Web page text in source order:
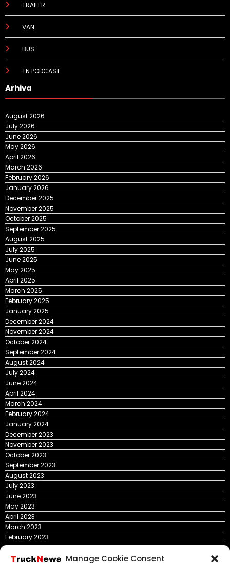
Manage Cookie Consent
TRAILER
VAN
BUS
TN PODCAST
Arhiva
August 2026
July 2026
June 2026
May 2026
April 2026
March 2026
February 2026
January 2026
December 2025
November 2025
October 2025
September 2025
August 2025
July 2025
June 2025
May 2025
April 2025
March 2025
February 2025
January 2025
December 2024
November 2024
October 2024
September 2024
August 2024
July 2024
June 2024
April 2024
March 2024
February 2024
January 2024
December 2023
November 2023
October 2023
September 2023
August 2023
July 2023
June 2023
May 2023
April 2023
March 2023
February 2023
January 2023